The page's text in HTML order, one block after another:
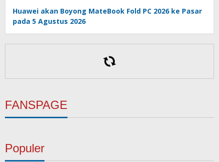
Huawei akan Boyong MateBook Fold PC 2026 ke Pasar
pada 5 Agustus 2026
FANSPAGE
Populer